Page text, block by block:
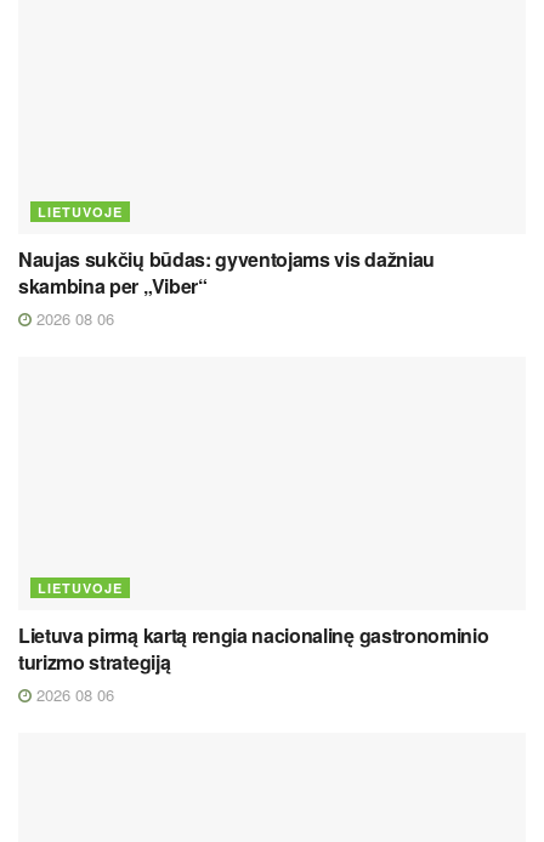
LIETUVOJE
Naujas sukčių būdas: gyventojams vis dažniau
skambina per „Viber“
2026 08 06
LIETUVOJE
Lietuva pirmą kartą rengia nacionalinę gastronominio
turizmo strategiją
2026 08 06